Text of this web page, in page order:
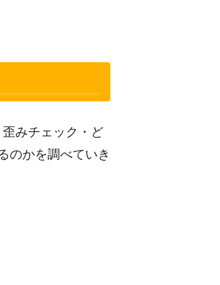
みチェック・ど
のかを調べていき